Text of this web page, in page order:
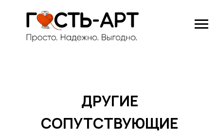
ДРУГИЕ
СОПУТСТВУЮЩИЕ